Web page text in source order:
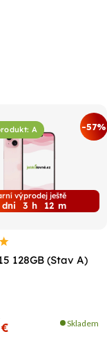
A -57%
výprodej ještě
dni 3 h 12 m
128GB (Stav A)
Skladem